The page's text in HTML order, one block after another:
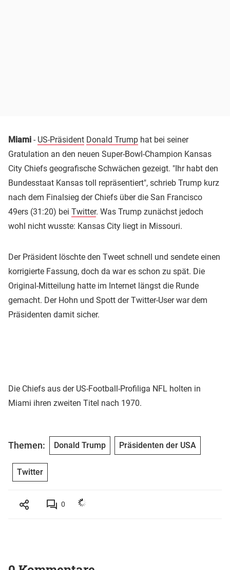
Miami - US-Präsident Donald Trump hat bei seiner
Gratulation an den neuen Super-Bowl-Champion Kansas
City Chiefs geografische Schwächen gezeigt. "Ihr habt den
Bundesstaat Kansas toll repräsentiert", schrieb Trump kurz
nach dem Finalsieg der Chiefs über die San Francisco
49ers (31:20) bei Twitter. Was Trump zunächst jedoch
wohl nicht wusste: Kansas City liegt in Missouri.
Der Präsident löschte den Tweet schnell und sendete einen
korrigierte Fassung, doch da war es schon zu spät. Die
Original-Mitteilung hatte im Internet längst die Runde
gemacht. Der Hohn und Spott der Twitter-User war dem
Präsidenten damit sicher.
Die Chiefs aus der US-Football-Profiliga NFL holten in
Miami ihren zweiten Titel nach 1970.
Themen: Donald Trump Präsidenten der USA
Twitter
0